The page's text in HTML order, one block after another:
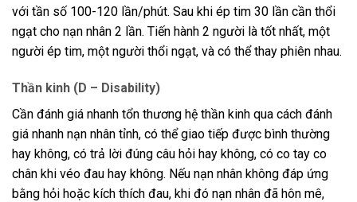
với tần số 100-120 lần/phút. Sau khi ép tim 30 lần cần thổi
ngạt cho nạn nhân 2 lần. Tiến hành 2 người là tốt nhất, một
người ép tim, một người thổi ngạt, và có thể thay phiên nhau.
Thần kinh (D – Disability)
Cần đánh giá nhanh tổn thương hệ thần kinh qua cách đánh
giá nhanh nạn nhân tỉnh, có thể giao tiếp được bình thường
hay không, có trả lời đúng câu hỏi hay không, có co tay co
chân khi véo đau hay không. Nếu nạn nhân không đáp ứng
bằng hỏi hoặc kích thích đau, khi đó nạn nhân đã hôn mê,